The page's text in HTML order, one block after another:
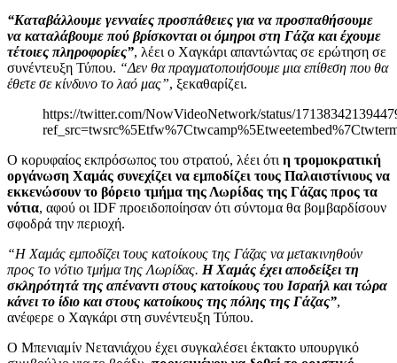
“Καταβάλλουμε γενναίες προσπάθειες για να προσπαθήσουμε
να καταλάβουμε πού βρίσκονται οι όμηροι στη Γάζα και έχουμε
τέτοιες πληροφορίες”, λέει ο Χαγκάρι απαντώντας σε ερώτηση σε
συνέντευξη Τύπου. “Δεν θα πραγματοποιήσουμε μια επίθεση που θα
έθετε σε κίνδυνο το λαό μας”, ξεκαθαρίζει.
https://twitter.com/NowVideoNetwork/status/
Ο κορυφαίος εκπρόσωπος του στρατού, λέει ότι η τρομοκρατική
οργάνωση Χαμάς συνεχίζει να εμποδίζει τους Παλαιστίνιους να
εκκενώσουν το βόρειο τμήμα της Λωρίδας της Γάζας προς τα
νότια, αφού οι IDF προειδοποίησαν ότι σύντομα θα βομβαρδίσουν
σφοδρά την περιοχή.
“Η Χαμάς εμποδίζει τους κατοίκους της Γάζας να μετακινηθούν
προς το νότιο τμήμα της Λωρίδας. Η Χαμάς έχει αποδείξει τη
σκληρότητά της απέναντι στους κατοίκους του Ισραήλ και τώρα
κάνει το ίδιο και στους κατοίκους της πόλης της Γάζας”,
ανέφερε ο Χαγκάρι στη συνέντευξη Τύπου.
Ο Μπενιαμίν Νετανιάχου έχει συγκαλέσει έκτακτο υπουργικό